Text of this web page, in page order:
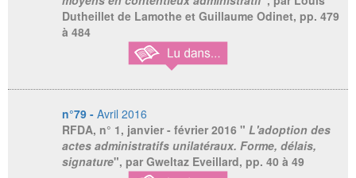
Dutheillet de Lamothe et Guillaume Odinet, pp. 479
à 484
n°79 - Avril 2016
RFDA, n° 1, janvier - février 2016 " L'adoption des
actes administratifs unilatéraux. Forme, délais,
signature", par Gweltaz Eveillard, pp. 40 à 49